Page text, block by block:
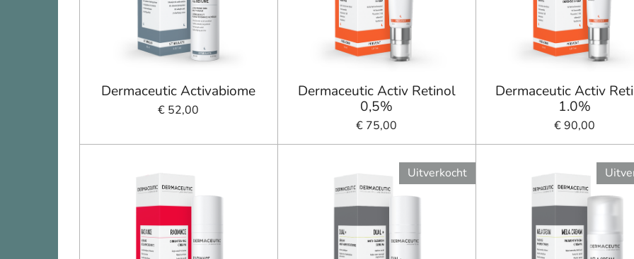
Dermaceutic Activabiome
€ 52,00
Dermaceutic Activ Retinol
0,5%
€ 75,00
Dermaceutic Activ
1.0%
€ 90,00
Uitverkocht